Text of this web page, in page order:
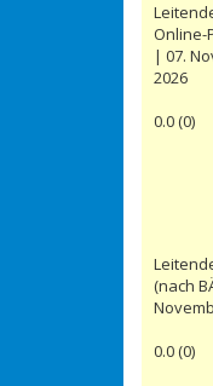
| 07.
2026
0.0(0)
(nach
0.0(0)